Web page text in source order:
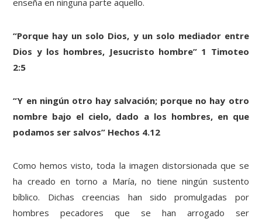
enseña en ninguna parte aquello.
“Porque hay un solo Dios, y un solo mediador entre
Dios y los hombres, Jesucristo hombre” 1 Timoteo
2:5
“Y en ningún otro hay salvación; porque no hay otro
nombre bajo el cielo, dado a los hombres, en que
podamos ser salvos” Hechos 4.12
Como hemos visto, toda la imagen distorsionada que se
ha creado en torno a María, no tiene ningún sustento
bíblico. Dichas creencias han sido promulgadas por
hombres pecadores que se han arrogado ser